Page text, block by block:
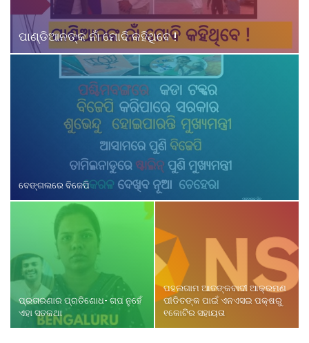
ପାଣ୍ଡିଆନଙ୍କ ନାଁ ମୋଦି କହିଥିବେ !
ବେଙ୍ଗଲରେ ବିଜେପି
ପ୍ରତାରଣାର ପ୍ରତିଶୋଧ- ଗପ ନୁହେଁ
ଏହା ସତକଥା
ପହଲଗାମ ଆତଙ୍କବାଦୀ ଆକ୍ରମଣ
ପୀଡିତଙ୍କ ପାଇଁ ଏନଏସଇ ପକ୍ଷରୁ
୧କୋଟିର ସହାୟତା